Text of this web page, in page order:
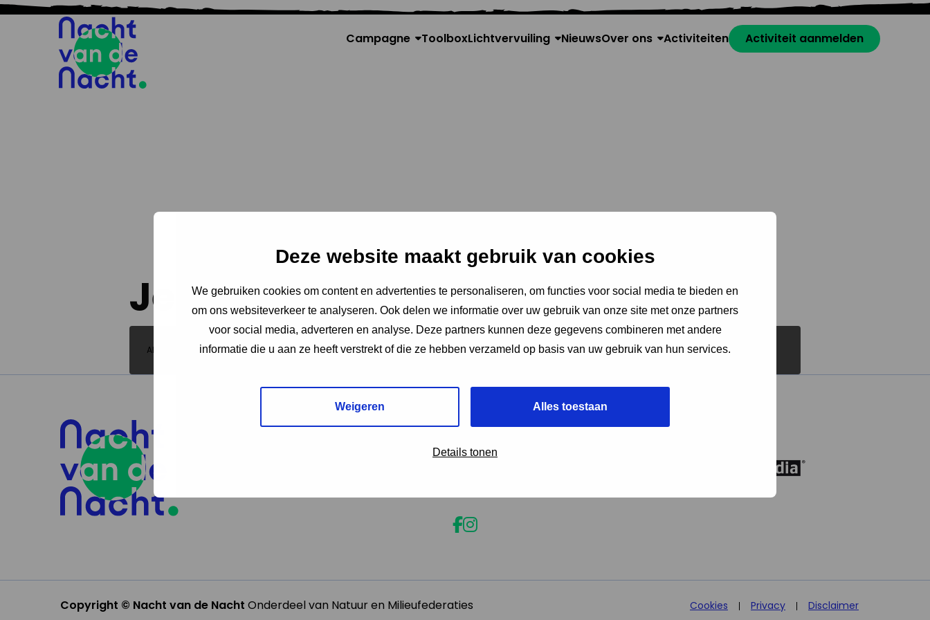
Deze website maakt gebruik van cookies
We gebruiken cookies om content en advertenties te personaliseren, om functies voor social media te bieden en
om ons websiteverkeer te analyseren. Ook delen we informatie over uw gebruik van onze site met onze partners
voor social media, adverteren en analyse. Deze partners kunnen deze gegevens combineren met andere
informatie die u aan ze heeft verstrekt of die ze hebben verzameld op basis van uw gebruik van hun services.
Weigeren Alles toestaan
Details tonen
Campagne ToolboxLichtvervuiling NieuwsOver ons Activiteiten Activiteit aanmelden
Jetteke Jordaan
Alle lichten
Copyright © Nacht van de Nacht Onderdeel van Natuur en Milieufederaties Cookies Privacy Disclaimer